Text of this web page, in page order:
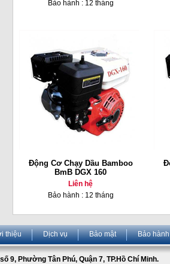
Bảo hành : 12 tháng
Động Cơ Chạy Dầu Bamboo
BmB DGX 160
Liên hệ
Bảo hành : 12 tháng
thiệu Dịch vụ Bảo mật Bảo hành
9, Phường Tân Phú, Quận 7, TP.Hồ Chí Minh.